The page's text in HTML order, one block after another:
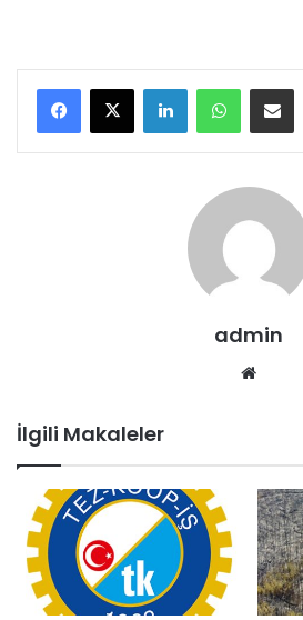
admin
İlgili Makaleler